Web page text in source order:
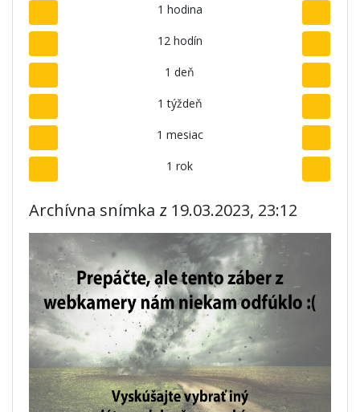
1 hodina
12 hodín
1 deň
1 týždeň
1 mesiac
1 rok
Archívna snímka z 19.03.2023, 23:12